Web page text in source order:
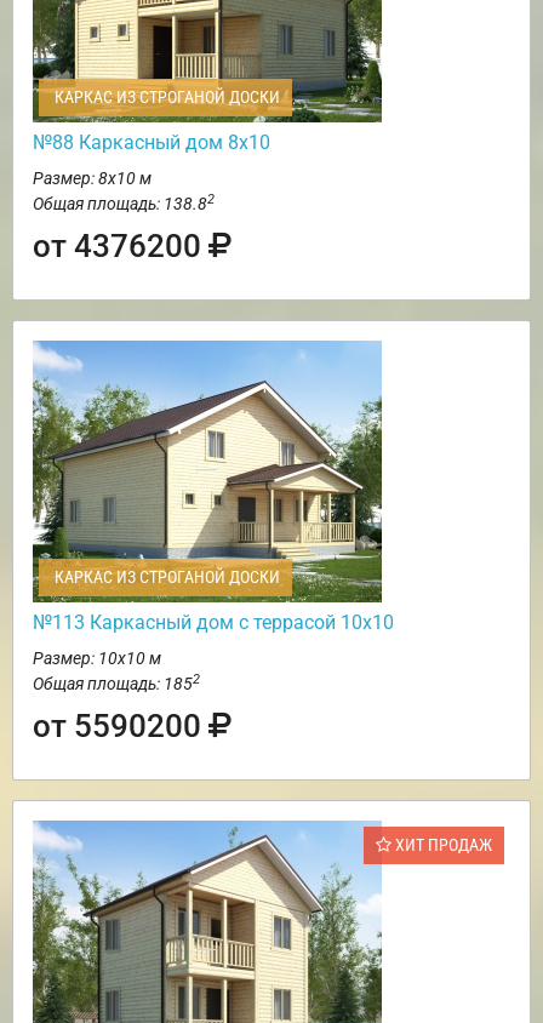
КАРКАС ИЗ СТРОГАНОЙ ДОСКИ
№88 Каркасный дом 8х10
Размер: 8х10 м
Общая площадь: 138.82
от 4376200
КАРКАС ИЗ СТРОГАНОЙ ДОСКИ
№113 Каркасный дом с террасой 10х10
Размер: 10х10 м
Общая площадь: 1852
от 5590200
ХИТ ПРОДАЖ